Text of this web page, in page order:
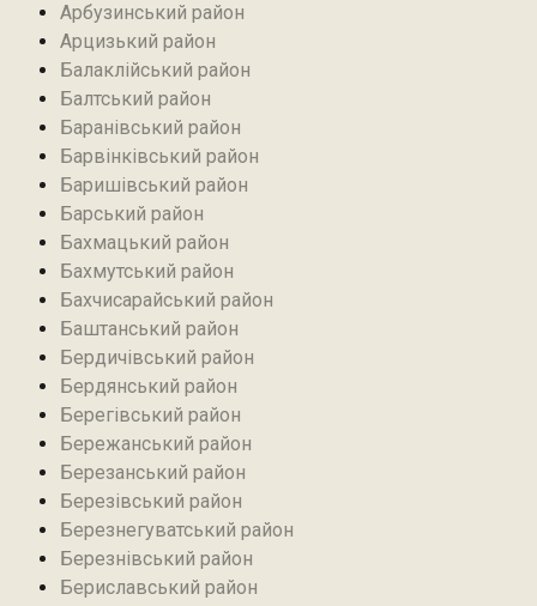
Арбузинський район‎
Арцизький район‎
Балаклійський район
Балтський район‎
Баранівський район‎
Барвінківський район
Баришівський район
Барський район
Бахмацький район
Бахмутський район
Бахчисарайський район
Баштанський район
Бердичівський район
Бердянський район
Берегівський район
Бережанський район‎
Березанський район‎
Березівський район
Березнегуватський район‎
Березнівський район‎
Бериславський район